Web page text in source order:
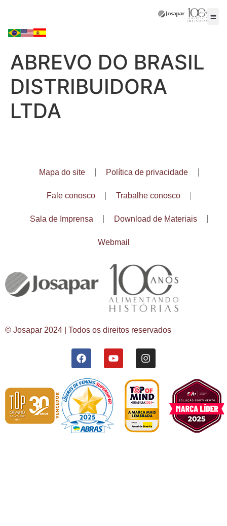
ABREVO DO BRASIL
DISTRIBUIDORA
LTDA
Mapa do site Política de privacidade
Fale conosco Trabalhe conosco
Sala de Imprensa Download de Materiais
Webmail
© Josapar 2024 | Todos os direitos reservados